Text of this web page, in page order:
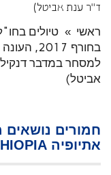
ד"ר ענת אביטל)
ראשי » טיולים
בחורף 2017, העונה היבשה
אביטל)
חמורים
אתיופיה ETHIOPIA (© ד"ר ענת אביטל)